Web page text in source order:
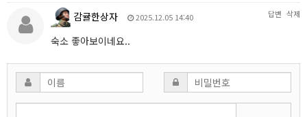
감귤한상자 2025.12.05 14:40 답변 삭제
숙소 좋아보이네요..